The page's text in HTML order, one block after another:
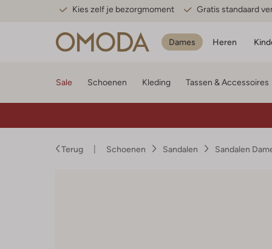
Kies zelf je bezorgmoment Gratis standaard
Dames Heren
Sale Schoenen Kleding Tassen & Accessoires
Terug Schoenen Sandalen Sandalen